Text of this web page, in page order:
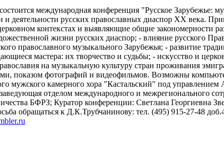
международная конференция "Русское
деятельности русских православных диаспор XX века.
контекстах и выявляющие общие закономерности
жизни русских диаспор; - влияние русского
православного музыкального Зарубежья; - развитие
мастера: их творчество и судьбы; - искусство и
на музыкальную культуру стран проживания
показом фотографий и видеофильмов. Возможны
мужского камерного хора "Кастальский" под управлением
отделом международного и межрегионального
БФРЗ; Куратор конференции: Светлана Георгиевна
обращаться к Д.К.Трубчанинову: тел. (495) 915-27-48